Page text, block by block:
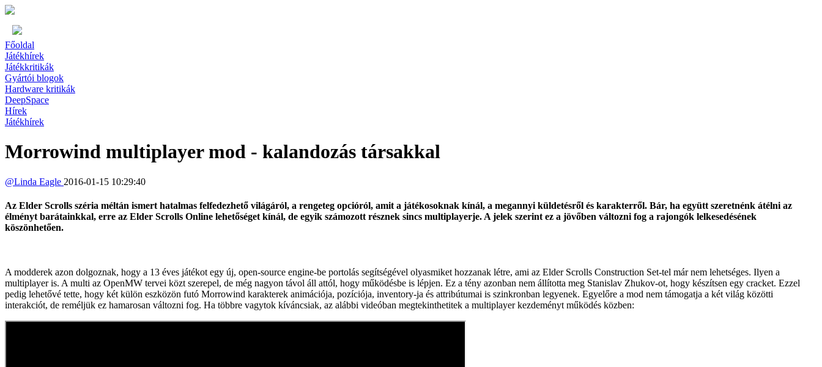
Főoldal
Játékhírek
Játékkritikák
Gyártói blogok
Hardware kritikák
DeepSpace
Hírek
Játékhírek
Morrowind multiplayer mod - kalandozás társakkal
@Linda Eagle 2016-01-15 10:29:40
Az Elder Scrolls széria méltán ismert hatalmas felfedezhető világáról, a rengeteg opcióról, amit a játékosoknak kínál, a megannyi küldetésről és karakterről. Bár, ha együtt szeretnénk átélni az
élményt barátainkkal, erre az Elder Scrolls Online lehetőséget kínál, de egyik számozott résznek sincs multiplayerje. A jelek szerint ez a jövőben változni fog a rajongók lelkesedésének
köszönhetően.
A modderek azon dolgoznak, hogy a 13 éves játékot egy új, open-source engine-be portolás segítségével olyasmiket hozzanak létre, ami az Elder Scrolls Construction Set-tel már nem lehetséges. Ilyen a
multiplayer is. A multi az OpenMW tervei közt szerepel, de még nagyon távol áll attól, hogy működésbe is lépjen. Ez a tény azonban nem állította meg Stanislav Zhukov-ot, hogy készítsen egy cracket. Ezzel
pedig lehetővé tette, hogy két külön eszközön futó Morrowind karakterek animációja, pozíciója, inventory-ja és attribútumai is szinkronban legyenek. Egyelőre a mod nem támogatja a két világ közötti
interakciót, de reméljük ez hamarosan változni fog. Ha többre vagytok kíváncsiak, az alábbi videóban megtekinthetitek a multiplayer kezdeményt működés közben: